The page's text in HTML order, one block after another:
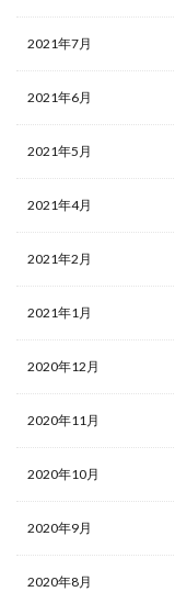
2021年7月
2021年6月
2021年5月
2021年4月
2021年2月
2021年1月
2020年12月
2020年11月
2020年10月
2020年9月
2020年8月